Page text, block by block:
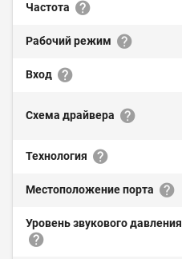
Частота
Рабочий режим
Вход
Схема драйвера
Технология
Местоположение порта
Уровень звукового давления